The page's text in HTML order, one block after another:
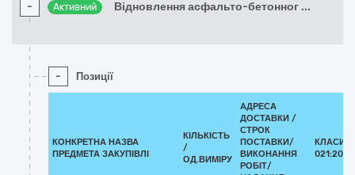
- Активний Відновлення асфальто-бетонног ...
- Позиції
КОНКРЕТНА НАЗВА
ПРЕДМЕТА ЗАКУПІВЛІ
КІЛЬКІСТЬ
/
ОД.ВИМІРУ
АДРЕСА
ДОСТАВКИ /
СТРОК
ПОСТАВКИ/
ВИКОНАННЯ
РОБІТ/
021:2015